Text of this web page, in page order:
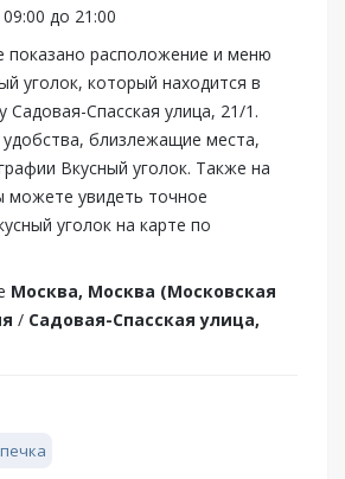
до 21:00
показано расположение и меню
уголок, который находится в
Садовая-Спасская улица, 21/1.
близлежащие места,
Вкусный уголок. Также на
можете увидеть точное
уголок на карте по
Москва, Москва (Московская
/ Садовая-Спасская улица,